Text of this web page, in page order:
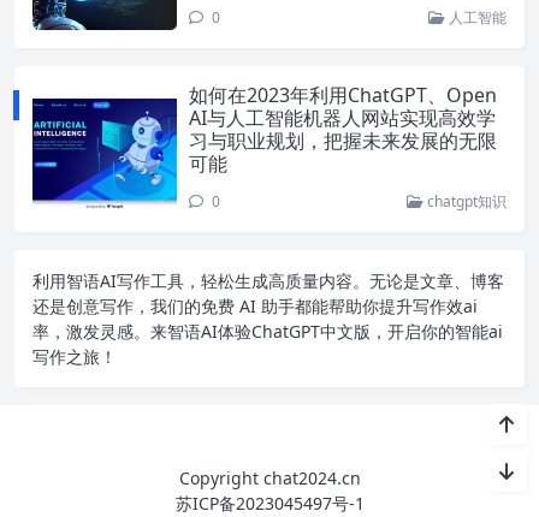
0 人工智能
如何在2023年利用ChatGPT、Open
AI与人工智能机器人网站实现高效学
习与职业规划，把握未来发展的无限
可能
0 chatgpt知识
利用智语AI写作工具，轻松生成高质量内容。无论是文章、博客
还是创意写作，我们的免费 AI 助手都能帮助你提升写作效ai
率，激发灵感。来智语AI体验ChatGPT中文版 ，开启你的智能ai
写作之旅！
Copyright chat2024.cn
苏ICP备2023045497号-1